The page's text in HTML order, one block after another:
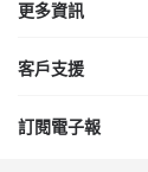
更多資訊
客戶支援
訂閱電子報